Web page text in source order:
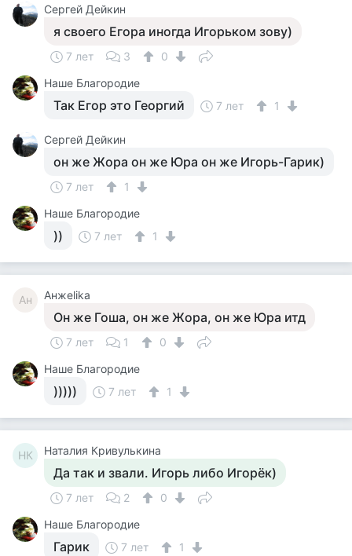
Сергей Дейкин
я своего Егора иногда Игорьком зову)
7 лет 3
0
Наше Благородие
Так Егор это Георгий 7 лет 1
Сергей Дейкин
он же Жора он же Юра он же Игорь-Гарик)
7 лет
1
Наше Благородие
)) 7 лет 1
Ан Анжеlika
Он же Гоша, он же Жора, он же Юра итд
7 лет 1
0
Наше Благородие
))))) 7 лет 1
НК Наталия Кривулькина
Да так и звали. Игорь либо Игорёк)
7 лет 2
0
Наше Благородие
Гарик 7 лет 1